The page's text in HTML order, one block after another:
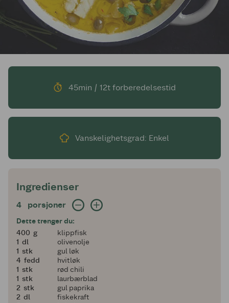
45min / 12t forberedelsestid
Vanskelighetsgrad: Enkel
Ingredienser
4 porsjoner
4 porsjoner
Dette trenger du:
400
400 g
klippfisk
11 dl
olivenolje
11 stk
gul løk
4
4 fedd
hvitløk
11 stk
rød chili
11 stk
laurbærblad
2
2 stk
gul paprika
2
2 dl
fiskekraft